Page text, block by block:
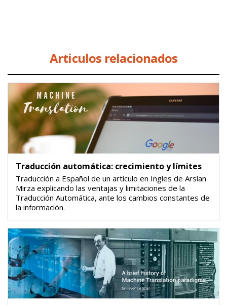
Articulos relacionados
Traducción automática: crecimiento y límites
Traducción a Español de un artículo en Ingles de Arslan
Mirza explicando las ventajas y limitaciones de la
Traducción Automática, ante los cambios constantes de
la información.